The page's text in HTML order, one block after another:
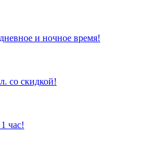
и ночное время!
со скидкой!
час!